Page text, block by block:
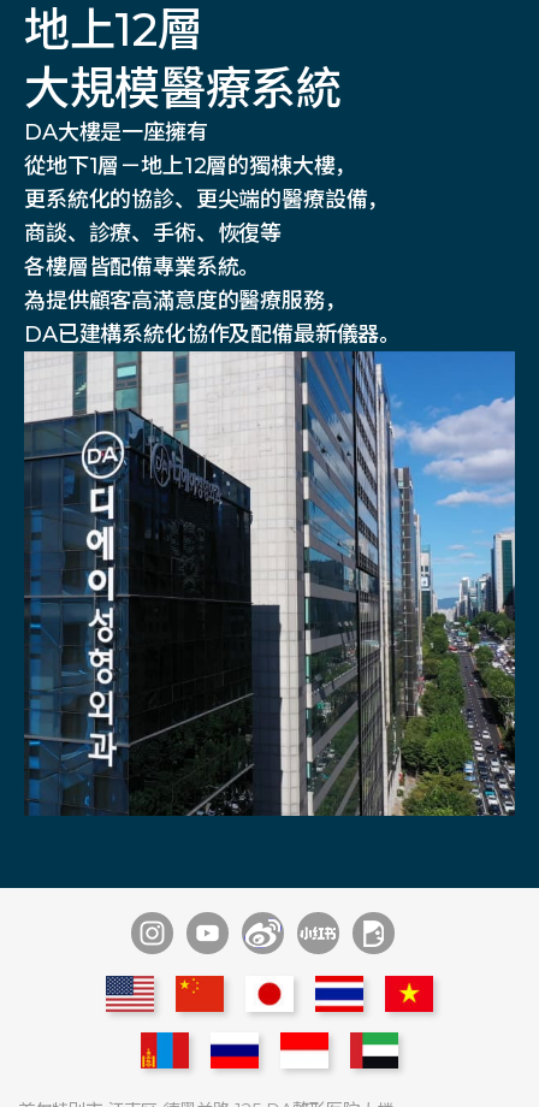
地上12層
大規模醫療系統
DA大樓是一座擁有
從地下1層－地上12層的獨棟大樓，
更系統化的協診、更尖端的醫療設備，
商談、診療、手術、恢復等
各樓層皆配備專業系統。
為提供顧客高滿意度的醫療服務，
DA已建構系統化協作及配備最新儀器。
通过1：1
专家商谈
专家们医疗团队
术后管理
不同领域内的
专家协诊系统
9位麻醉痛症科
专家常驻
多种尖端医疗设备 具备酒店级住院室